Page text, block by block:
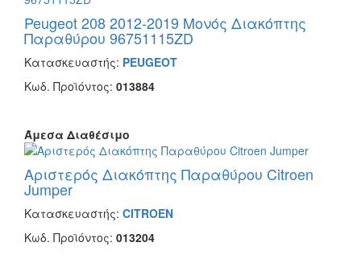
Peugeot 208 2012-2019 Μονός Διακόπτης
Παραθύρου 96751115ZD
Κατασκευαστής: PEUGEOT
Κωδ. Προϊόντος: 013884
Άμεσα Διαθέσιμο
Αριστερός Διακόπτης Παραθύρου Citroen
Jumper
Κατασκευαστής: CITROEN
Κωδ. Προϊόντος: 013204